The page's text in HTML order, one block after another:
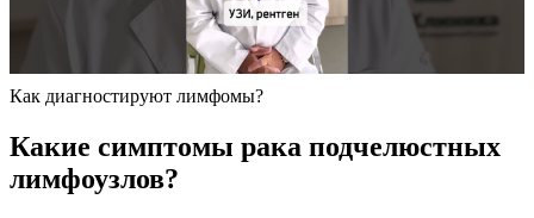
Как диагностируют лимфомы?
Какие симптомы рака подчелюстных
лимфоузлов?